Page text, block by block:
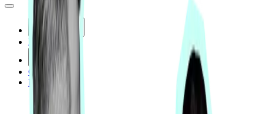
Lösungen
Leistungen
Insights
Case Studies
Blog